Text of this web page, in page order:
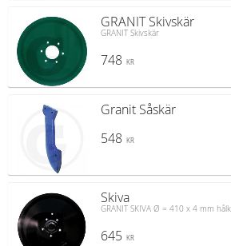
GRANIT Skivskär
GRANIT Skivskär
748 KR
Granit Såskär
548
KR
Skiva
GRANIT SKIVA Ø = 410 x 4 mm
645 KR